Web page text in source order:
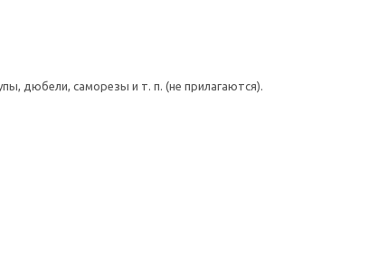
дюбели, саморезы и т. п. (не прилагаются).